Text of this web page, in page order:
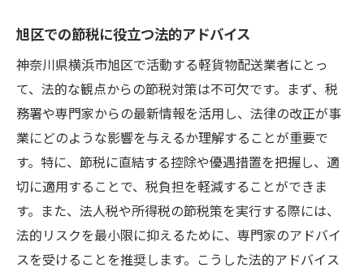
地元のイベントカレンダーを活用した配送
最適化
地域特化型のマーケティングと節税の関係
地理的情報を活用した利益率向上策
利益を最大化！旭区での軽貨物配送における賢
い節税法
旭区での収益性を高めるための節税手法
配送業に特化した税優遇策の活用法
財務安定性を維持するための賢い節税アプ
旭区での節税に役立つ法的アドバイス
神奈川県横浜市旭区で活動する軽貨物配送業者にとっ
て、法的な観点からの節税対策は不可欠です。まず、税
務署や専門家からの最新情報を活用し、法律の改正が事
業にどのような影響を与えるか理解することが重要で
す。特に、節税に直結する控除や優遇措置を把握し、適
切に適用することで、税負担を軽減することができま
す。また、法人税や所得税の節税策を実行する際には、
法的リスクを最小限に抑えるために、専門家のアドバイ
スを受けることを推奨します。こうした法的アドバイス